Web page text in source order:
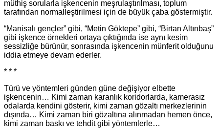
müthiş sorularla işkencenin meşrulaştırılması, toplum
tarafından normalleştirilmesi için de büyük çaba göstermiştir.
“Manisalı gençler” gibi, “Metin Göktepe” gibi, “Birtan Altınbaş”
gibi işkence örnekleri ortaya çıktığında ise aynı kesim
sessizliğe bürünür, sonrasında işkencenin münferit olduğunu
iddia etmeye devam ederler.
* * *
Türü ve yöntemleri günden güne değişiyor elbette
işkencenin… Kimi zaman karanlık koridorlarda, kamerasız
odalarda kendini gösterir, kimi zaman gözaltı merkezlerinin
dışında… Kimi zaman biri gözaltına alınmadan hemen önce,
kimi zaman baskı ve tehdit gibi yöntemlerle…